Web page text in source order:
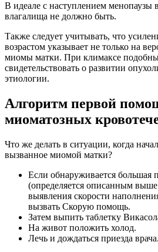
В идеале с наступлением менопаузы
влагалища не должно быть.
Также следует учитывать, что
возрастом указывает не только на
миомы матки. При климаксе
свидетельствовать о развитии
этиологии.
Алгоритм первой
миоматозных
Что же делать в ситуации, когда
вызванное миомой матки?
Если обнаруживается большая
(определяется описанным
выявления скорости
вызвать Скорую помощь.
Затем выпить таблетку
На живот положить холод.
Лечь и дождаться приезда врача.